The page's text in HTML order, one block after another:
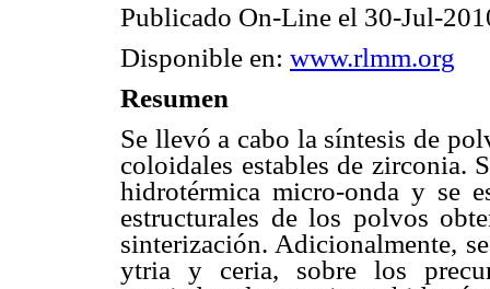
Publicado On-Line el 30-Jul-
Disponible en: www.rlmm.org
Resumen
Se llevó a cabo la síntesis de
coloidales estables de zirconia.
hidrotérmica micro-onda y se
estructurales de los polvos
sinterización. Adicionalmente,
ytria y ceria, sobre los